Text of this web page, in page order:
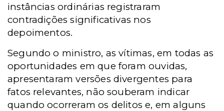
instâncias ordinárias registraram
contradições significativas nos
depoimentos.
Segundo o ministro, as vítimas, em todas as
oportunidades em que foram ouvidas,
apresentaram versões divergentes para
fatos relevantes, não souberam indicar
quando ocorreram os delitos e, em alguns